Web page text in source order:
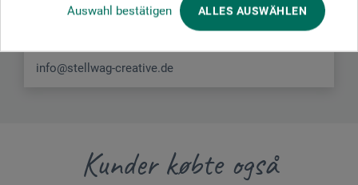
Auswahl bestätigen ALLES AUSWÄHLEN
74532 Ilshofen
info@stellwag-creative.de
Kunder købte også